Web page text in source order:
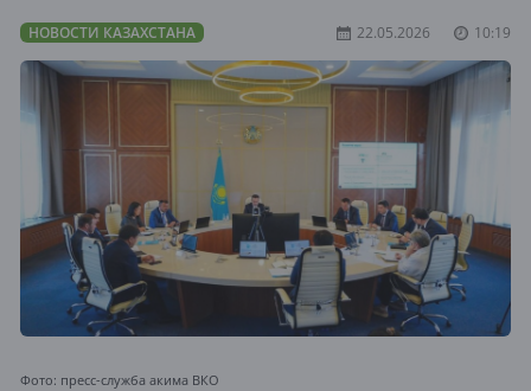
НОВОСТИ КАЗАХСТАНА 22.05.2026 10:19
Фото: пресс-служба акима ВКО